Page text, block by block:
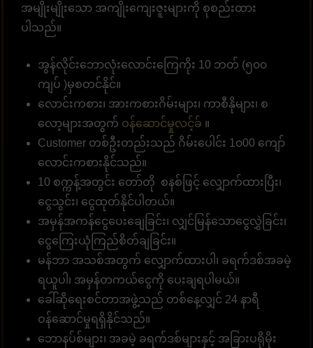
အမျိုးမျိုးသော အကျိုးကျေးဇူးများကို စုစည်းထား
ပါသည်။
အွန်လိုင်းဘောလုံးလောင်းကြေကိုး 10 ဘတ် (၅၀၀
ကျပ် )မှစတင်နိုင်။
လောင်းကစား၊ အားကစားဂိမ်းများ၊ ကာစီနိုများ၊ စ
လော့များအတွက် ဝန်ဆောင်မှုလင့်ခ် ။
Customer တစ်ဦးတည်းသည် ဂိမ်းပေါင်း 1၀00 ကျော်
လောင်းကစားနိုင်သည်။
10 စက္ကန့်အတွင်း တော်တို စနစ်ဖြင့် လျှောက်ထားပြီး၊
ငွေသွင်း၊ ငွေထုတ်နိုင်ပါတယ်။
အမှန်အကန်ငွေပေးချေခြင်း၊ လျှင်မြန်သောငွေလွှဲခြင်း၊
ငွေကြေးယုံကြည်စိတ်ချခြင်း။
မန်ဘာ အသစ်အတွက် လျှောက်ထားပါ၊ ခရက်ဒစ်အခမဲ့
ရယူပါ၊ အမှန်တကယ်ငွေကို ပေးချရပါမယ်။
ခေါ်ဆိုရေးစင်တာအဖွဲ့သည် တစ်နေ့လျှင် 24 နာရီ
ဝန်ဆောင်မှုရရှိနိုင်သည်။
ဘောနပ်စ်များ၊ အခမဲ့ ခရက်ဒစ်များနှင့် အခြားပရိုမိုး